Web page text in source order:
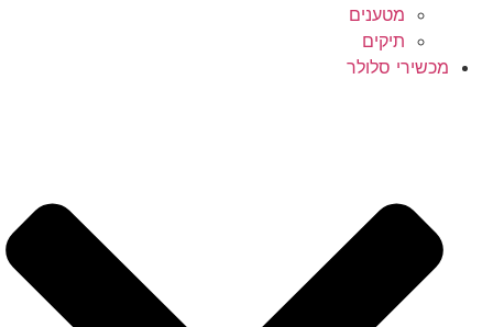
מטענים
תיקים
מכשירי סלולר